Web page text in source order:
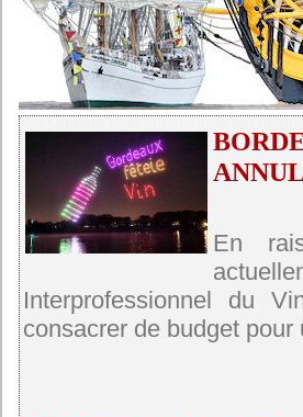
En
Interprofessionnel du
consacrer de budget